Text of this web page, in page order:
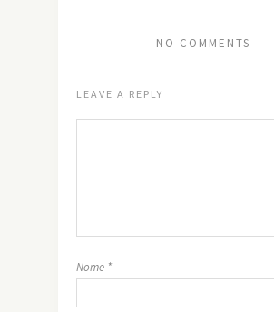
NO COMMENTS
LEAVE A REPLY
Nome *